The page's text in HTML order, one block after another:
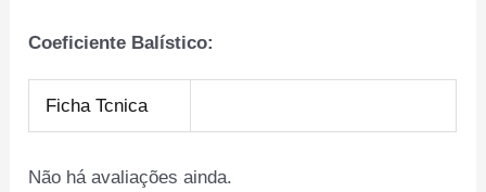
Coeficiente Balístico:
Ficha Tcnica
Não há avaliações ainda.